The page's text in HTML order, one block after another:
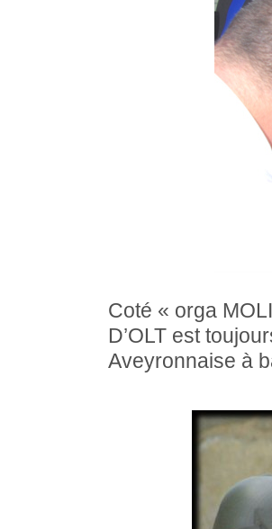
Coté « orga
D’OLT est
Aveyronnaise à